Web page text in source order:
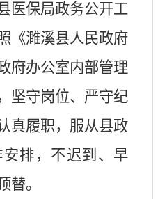
医保局政务公开工
《濉溪县人民政府
府办公室内部管理
坚守岗位、严守纪
真履职，服从县政
排，不迟到、早
替。